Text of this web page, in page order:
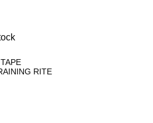
RITE